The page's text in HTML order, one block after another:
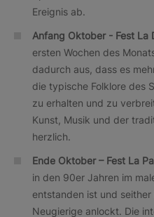
Ereignis ab.
Anfang Oktober - Fest La
ersten Wochen des
dadurch aus, dass es
die typische Folklore des
zu erhalten und zu
Kunst, Musik und der
herzlich.
Ende Oktober – Fest La
in den 90er Jahren im
entstanden ist und seither
Neugierige anlockt. Die